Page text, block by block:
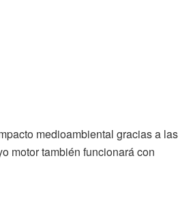
medioambiental gracias a las
motor también funcionará con